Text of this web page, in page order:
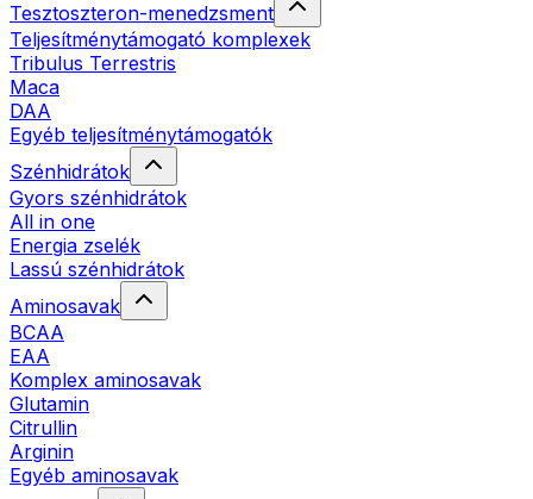
Tesztoszteron-menedzsment
Teljesítménytámogató komplexek
Tribulus Terrestris
Maca
DAA
Egyéb teljesítménytámogatók
Szénhidrátok
Gyors szénhidrátok
All in one
Energia zselék
Lassú szénhidrátok
Aminosavak
BCAA
EAA
Komplex aminosavak
Glutamin
Citrullin
Arginin
Egyéb aminosavak